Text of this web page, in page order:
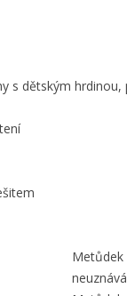
s dětským
Metůdek